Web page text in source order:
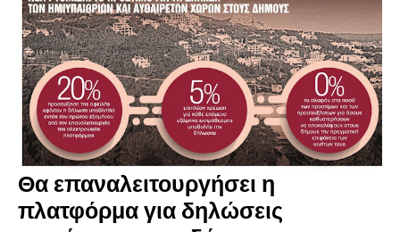
Θα επαναλειτουργήσει η
πλατφόρμα για δηλώσεις